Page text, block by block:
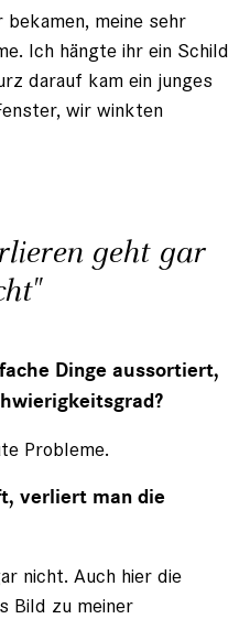
meine sehr
Ich hängte ihr ein Schild
darauf kam ein junges
wir winkten
geht gar
Dinge aussortiert,
Probleme.
verliert man die
nicht. Auch hier die
Bild zu meiner